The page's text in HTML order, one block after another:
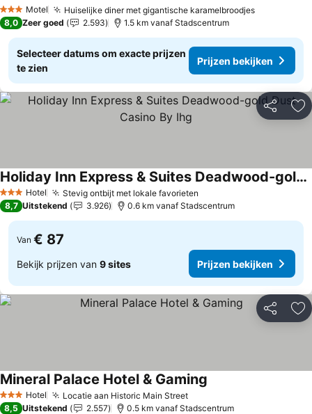
3 SterrenMotel Huiselijke diner met gigantische karamelbroodjesPrijzen
8,0 Zeer goed 2.593 1.5 km vanaf Stadscentrum
Selecteer datums om exacte prijzen
te zien
Prijzen bekijken
Delen
3 SterrenHotel Stevig ontbijt met lokale favorieten
Holiday Inn Express & Suites Deadwood-gold Dust Casino By Ihg
Prijzen bekijken
8,7 Uitstekend 3.926 0.6 km vanaf Stadscentrum
Van € 87
Bekijk prijzen van 9 sites Prijzen bekijken
Delen
3 SterrenHotel Locatie aan Historic Main StreetPrijzen bekijken
Mineral Palace Hotel & Gaming
8,5 Uitstekend 2.557 0.5 km vanaf Stadscentrum